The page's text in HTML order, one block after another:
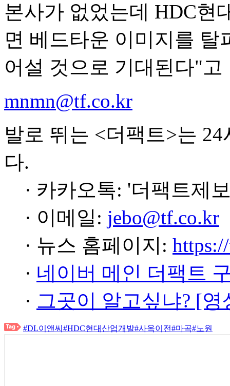
본사가 없었는데 HDC현
면 베드타운 이미지를
어설 것으로 기대된다"고
mnmn@tf.co.kr
발로 뛰는 <더팩트>는
다.
· 카카오톡: '더팩트제
· 이메일: jebo@tf.co.kr
· 뉴스 홈페이지:
· 네이버 메인 더팩트
· 그곳이 알고싶냐? [
#DL이앤씨 #HDC현대산업개발#사옥이전#마곡#노원